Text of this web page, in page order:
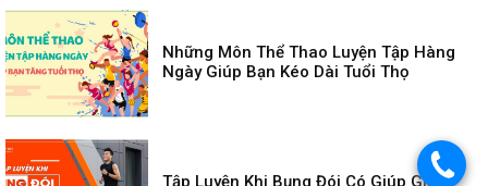
Những Môn Thể Thao Luyện Tập Hàng
Ngày Giúp Bạn Kéo Dài Tuổi Thọ
Tập Luyện Khi Bụng Đói Có Giúp Giảm
.